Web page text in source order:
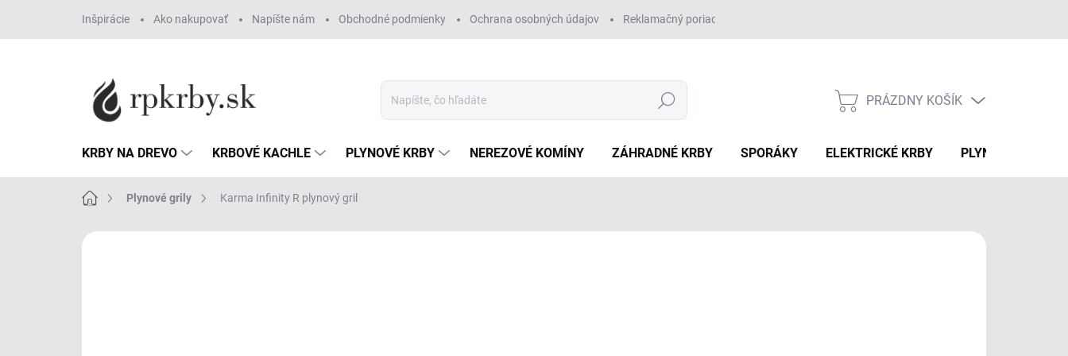
obsah
Inšpirácie Ako nakupovať Napíšte nám Obchodné podmienky Ochrana osobných údajov Reklamačný poriadok
Hľadať
NÁKUPNÝ
PRÁZDNY KOŠÍK
KRBY NA DREVO KRBOVÉ KACHLE PLYNOVÉ KRBY NEREZOVÉ KOMÍNY ZÁHRADNÉ KRBY SPORÁKY ELEKTRICKÉ KRBY PLYNOVÉ GRILY
DomovPlynové grily Karma Infinity R plynový gril
ZNAČKA: